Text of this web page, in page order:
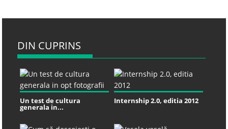
DIN CUPRINS
Un test de cultura
generala in...
Internship 2.0, editia 2012